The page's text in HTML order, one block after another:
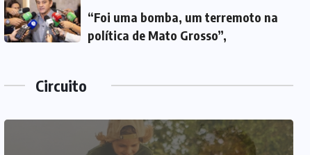
“Foi uma bomba, um terremoto na
política de Mato Grosso”,
Circuito